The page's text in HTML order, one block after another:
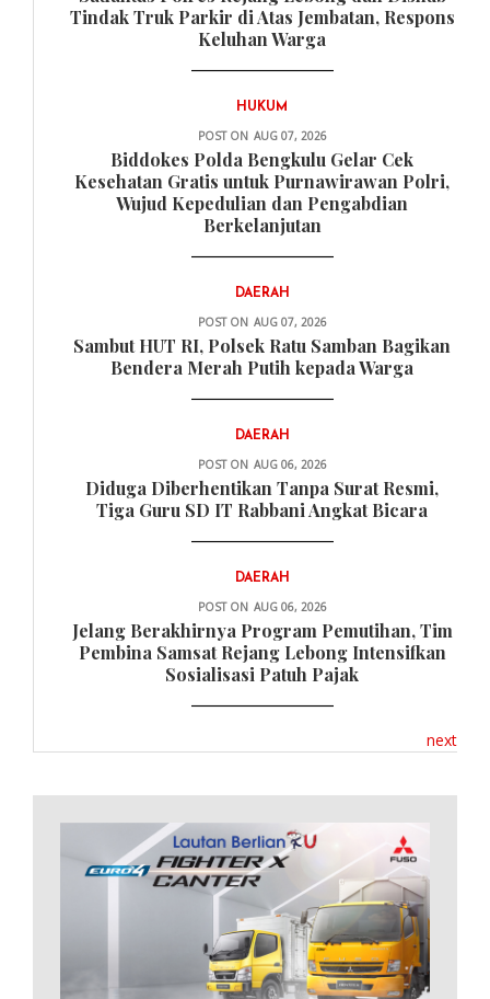
Tindak Truk Parkir di Atas Jembatan, Respons
Keluhan Warga
HUKUM
POST ON AUG 07, 2026
Biddokes Polda Bengkulu Gelar Cek
Kesehatan Gratis untuk Purnawirawan Polri,
Wujud Kepedulian dan Pengabdian
Berkelanjutan
DAERAH
POST ON AUG 07, 2026
Sambut HUT RI, Polsek Ratu Samban Bagikan
Bendera Merah Putih kepada Warga
DAERAH
POST ON AUG 06, 2026
Diduga Diberhentikan Tanpa Surat Resmi,
Tiga Guru SD IT Rabbani Angkat Bicara
DAERAH
POST ON AUG 06, 2026
Jelang Berakhirnya Program Pemutihan, Tim
Pembina Samsat Rejang Lebong Intensifkan
Sosialisasi Patuh Pajak
next